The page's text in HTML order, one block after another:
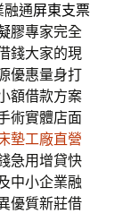
融通屏東支票
膠專家完全
錢大家的現
優惠量身打
額借款方案
術實體店面
墊工廠直營
急用增貸快
中小企業融
優質新莊借